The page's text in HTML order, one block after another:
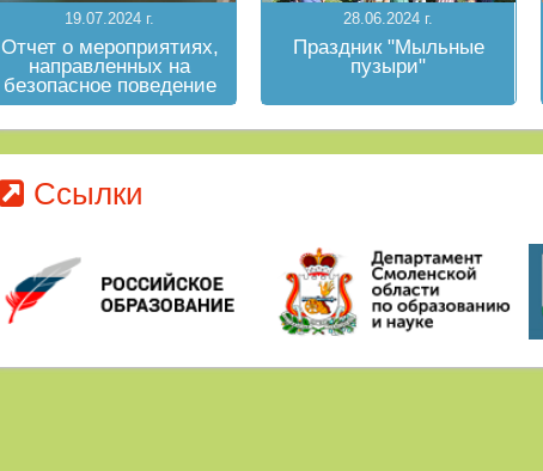
19.07.2024 г.
Отчет о мероприятиях,
направленных на
безопасное поведение
на водных объектах в
летний период
28.06.2024 г.
Праздник "Мыльные
пузыри"
Ссылки